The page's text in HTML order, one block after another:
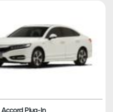
Accord Plug-In